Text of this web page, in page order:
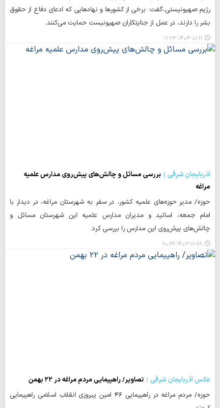
رژیم صهیونیستی،گفت: برخی از کشورها و نهادهایی که ادعای دفاع از حقوق
بشر را دارند، در عمل از جنایتکاران صهیونیست حمایت می‌کنند.
۱۴۰۴-۰۱-۱۱ ۱۱:۲۳
آذربایجان شرقی
بررسی مسائل و چالش‌های پیش‌روی مدارس علمیه
مراغه
حوزه/ مدیر حوزه‌های علمیه کشور، در سفر به شهرستان مراغه، در دیدار با
امام جمعه، اساتید و مدیران مدارس علمیه این شهرستان مسائل و
چالش‌های پیش‌روی این مدارس را بررسی کرد.
۱۴۰۳-۱۱-۲۸ ۲۰:۲۹
عکس آذربایجان شرقی
تصاویر/ راهپیمایی مردم مراغه در ۲۲ بهمن
حوزه/ مردم مراغه در راهپیمایی ۴۶ امین پیروزی انقلاب اسلامی راهپیمایی